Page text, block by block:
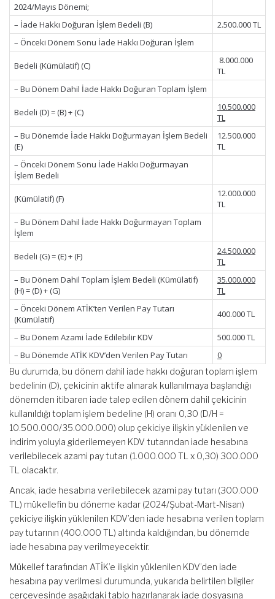
2024/Mayıs Dönemi;
– İade Hakkı Doğuran İşlem Bedeli (B)
2.500.000 TL
– Önceki Dönem Sonu İade Hakkı Doğuran İşlem
Bedeli (Kümülatif) (C)
8.000.000
TL
– Bu Dönem Dahil İade Hakkı Doğuran Toplam İşlem
Bedeli (D) = (B) + (C)
10.500.000
TL
– Bu Dönemde İade Hakkı Doğurmayan İşlem Bedeli
(E)
12.500.000
TL
– Önceki Dönem Sonu İade Hakkı Doğurmayan
İşlem Bedeli
(Kümülatif) (F)
12.000.000
TL
– Bu Dönem Dahil İade Hakkı Doğurmayan Toplam
İşlem
Bedeli (G) = (E) + (F)
24.500.000
TL
– Bu Dönem Dahil Toplam İşlem Bedeli (Kümülatif)
(H) = (D) + (G)
35.000.000
TL
– Önceki Dönem ATİK’ten Verilen Pay Tutarı
(Kümülatif)
400.000 TL
– Bu Dönem Azami İade Edilebilir KDV
500.000 TL
– Bu Dönemde ATİK KDV’den Verilen Pay Tutarı
0
Bu durumda, bu dönem dahil iade hakkı doğuran toplam işlem
bedelinin (D), çekicinin aktife alınarak kullanılmaya başlandığı
dönemden itibaren iade talep edilen dönem dahil çekicinin
kullanıldığı toplam işlem bedeline (H) oranı 0,30 (D/H =
10.500.000/35.000.000) olup çekiciye ilişkin yüklenilen ve
indirim yoluyla giderilemeyen KDV tutarından iade hesabına
verilebilecek azami pay tutarı (1.000.000 TL x 0,30) 300.000
TL olacaktır.
Ancak, iade hesabına verilebilecek azami pay tutarı (300.000
TL) mükellefin bu döneme kadar (2024/Şubat-Mart-Nisan)
çekiciye ilişkin yüklenilen KDV’den iade hesabına verilen toplam
pay tutarının (400.000 TL) altında kaldığından, bu dönemde
iade hesabına pay verilmeyecektir.
Mükellef tarafından ATİK’e ilişkin yüklenilen KDV’den iade
hesabına pay verilmesi durumunda, yukarıda belirtilen bilgiler
çerçevesinde aşağıdaki tablo hazırlanarak iade dosyasına